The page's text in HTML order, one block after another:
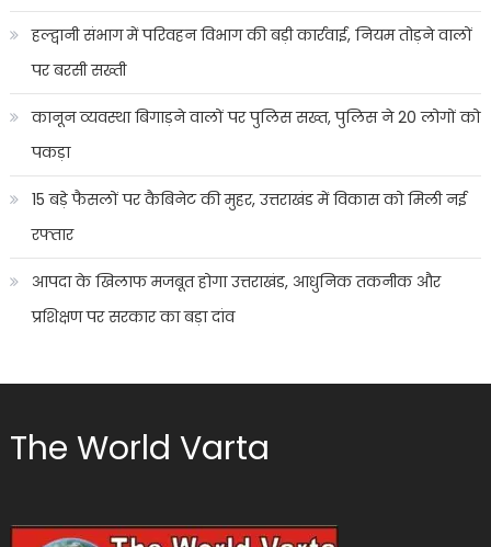
हल्द्वानी संभाग में परिवहन विभाग की बड़ी कार्रवाई, नियम तोड़ने वालों
पर बरसी सख्ती
कानून व्यवस्था बिगाड़ने वालों पर पुलिस सख्त, पुलिस ने 20 लोगों को
पकड़ा
15 बड़े फैसलों पर कैबिनेट की मुहर, उत्तराखंड में विकास को मिली नई
रफ्तार
आपदा के खिलाफ मजबूत होगा उत्तराखंड, आधुनिक तकनीक और
प्रशिक्षण पर सरकार का बड़ा दांव
The World Varta